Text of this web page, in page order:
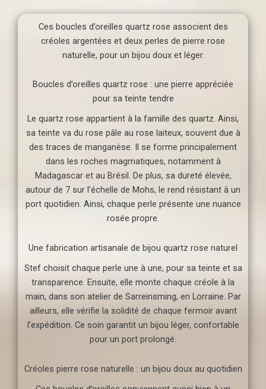
Ces boucles d’oreilles quartz rose associent des
créoles argentées et deux perles de pierre rose
naturelle, pour un bijou doux et léger.
Boucles d’oreilles quartz rose : une pierre appréciée
pour sa teinte tendre
Le quartz rose appartient à la famille des quartz. Ainsi,
sa teinte va du rose pâle au rose laiteux, souvent due à
des traces de manganèse. Il se forme principalement
dans les roches magmatiques, notamment à
Madagascar et au Brésil. De plus, sa dureté élevée,
autour de 7 sur l’échelle de Mohs, le rend résistant à un
port quotidien. Ainsi, chaque perle présente une nuance
rosée propre.
Une fabrication artisanale de bijou quartz rose naturel
Stef choisit chaque perle une à une, pour sa teinte et sa
transparence. Ensuite, elle monte chaque créole à la
main, dans son atelier de Sarreinsming, en Lorraine. Par
ailleurs, elle vérifie la solidité de chaque fermoir avant
l’expédition. Ce soin garantit un bijou léger, confortable
pour un port prolongé.
Créoles pierre rose naturelle : un bijou doux au quotidien